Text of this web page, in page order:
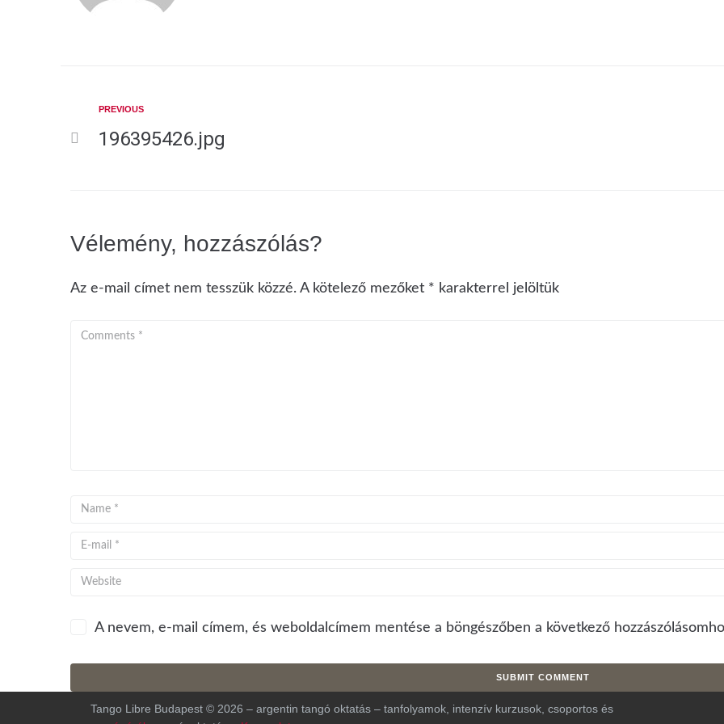
PREVIOUS
196395426.jpg
Vélemény, hozzászólás?
Az e-mail címet nem tesszük közzé. A kötelező mezőket * karakterrel jelöltük
A nevem, e-mail címem, és weboldalcímem mentése a böngészőben a következő
Tango Libre Budapest © 2026 – argentin tangó oktatás – tanfolyamok, intenzív kurzusok, csoportos és